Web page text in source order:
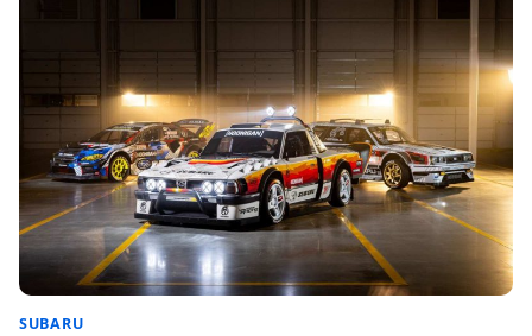
SUBARU